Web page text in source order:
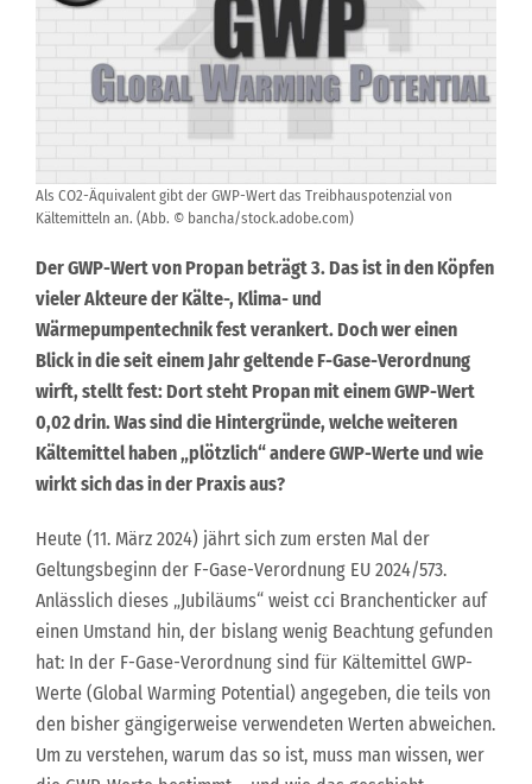
Als CO2-Äquivalent gibt der GWP-Wert das Treibhauspotenzial von
Kältemitteln an. (Abb. © bancha/stock.adobe.com)
Der GWP-Wert von Propan beträgt 3. Das ist in den Köpfen
vieler Akteure der Kälte-, Klima- und
Wärmepumpentechnik fest verankert. Doch wer einen
Blick in die seit einem Jahr geltende F-Gase-Verordnung
wirft, stellt fest: Dort steht Propan mit einem GWP-Wert
0,02 drin. Was sind die Hintergründe, welche weiteren
Kältemittel haben „plötzlich“ andere GWP-Werte und wie
wirkt sich das in der Praxis aus?
Heute (11. März 2024) jährt sich zum ersten Mal der
Geltungsbeginn der F-Gase-Verordnung EU 2024/573.
Anlässlich dieses „Jubiläums“ weist cci Branchenticker auf
einen Umstand hin, der bislang wenig Beachtung gefunden
hat: In der F-Gase-Verordnung sind für Kältemittel GWP-
Werte (Global Warming Potential) angegeben, die teils von
den bisher gängigerweise verwendeten Werten abweichen.
Um zu verstehen, warum das so ist, muss man wissen, wer